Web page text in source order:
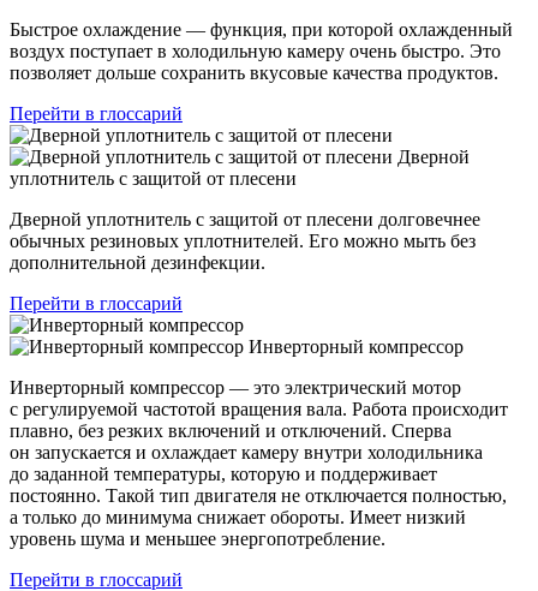
Быстрое охлаждение — функция, при которой охлажденный
воздух поступает в холодильную камеру очень быстро. Это
позволяет дольше сохранить вкусовые качества продуктов.
Перейти в глоссарий
Дверной
уплотнитель с защитой от плесени
Дверной уплотнитель с защитой от плесени долговечнее
обычных резиновых уплотнителей. Его можно мыть без
дополнительной дезинфекции.
Перейти в глоссарий
Инверторный компрессор
Инверторный компрессор — это электрический мотор
с регулируемой частотой вращения вала. Работа происходит
плавно, без резких включений и отключений. Сперва
он запускается и охлаждает камеру внутри холодильника
до заданной температуры, которую и поддерживает
постоянно. Такой тип двигателя не отключается полностью,
а только до минимума снижает обороты. Имеет низкий
уровень шума и меньшее энергопотребление.
Перейти в глоссарий